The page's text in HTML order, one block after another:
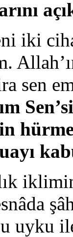
iki
sen
uyku